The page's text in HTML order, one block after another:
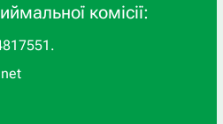
комісії:
.